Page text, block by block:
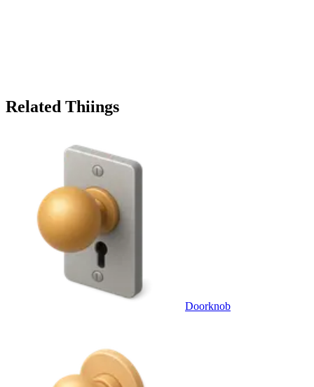
Related Thiings
Doorknob